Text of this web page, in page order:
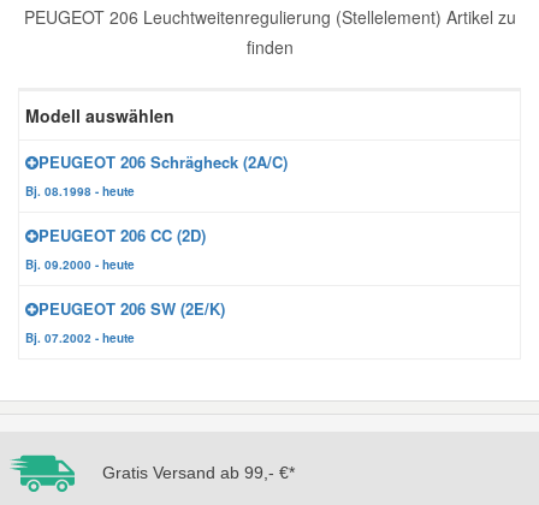
PEUGEOT 206 Leuchtweitenregulierung (Stellelement) Artikel zu
finden
Modell auswählen
PEUGEOT 206 Schrägheck (2A/C)
Bj. 08.1998 - heute
PEUGEOT 206 CC (2D)
Bj. 09.2000 - heute
PEUGEOT 206 SW (2E/K)
Bj. 07.2002 - heute
Gratis Versand ab 99,- €*
Zündanlage und Glühanlage
Karosserie Werkzeug
Werkstattbedarf
Winter-Autozubehör
Daihatsu Ersatzteile
Dodge Ersatzteile
Honda Ersatzteile
Hyundai Ersatzteile
Kia Ersatzteile